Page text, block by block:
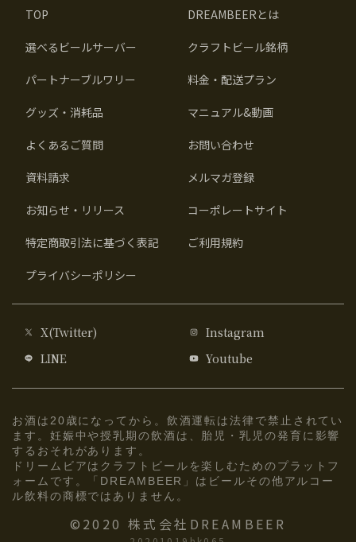
TOP DREAMBEERとは
選べるビールサーバー クラフトビール銘柄
パートナーブルワリー 料金・配送プラン
グッズ・消耗品 マニュアル&動画
よくあるご質問 お問い合わせ
資料請求 メルマガ登録
お知らせ・リリース コーポレートサイト
特定商取引法に基づく表記 ご利用規約
プライバシーポリシー
X(Twitter)
Instagram
LINE
Youtube
お酒は20歳になってから。飲酒運転は法律で禁止されてい
ます。妊娠中や授乳期の飲酒は、胎児・乳児の発育に影響
するおそれがあります。
ドリームビアはクラフトビールを楽しむためのプラットフ
ォームです。「DREAMBEER」はビールその他アルコー
ル飲料の商標ではありません。
©2020 株式会社DREAMBEER